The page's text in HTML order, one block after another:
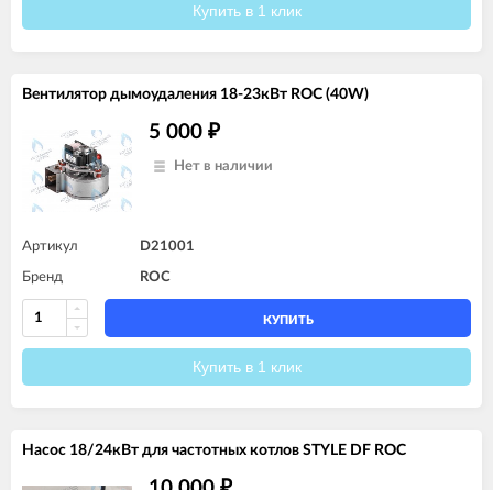
Купить в 1 клик
Вентилятор дымоудаления 18-23кВт ROC (40W)
5 000 ₽
Нет в наличии
Артикул D21001
Бренд ROC
КУПИТЬ
Купить в 1 клик
Насос 18/24кВт для частотных котлов STYLE DF ROC
₽